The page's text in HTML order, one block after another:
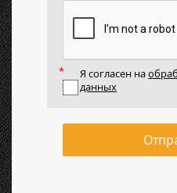
Я согласен на
данных